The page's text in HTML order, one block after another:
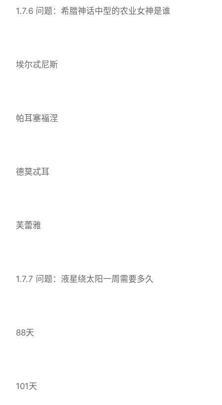
1.7.6 问题：希腊神话中型的农业女神是谁
埃尔忒尼斯
帕耳塞福涅
德莫忒耳
芙蕾雅
1.7.7 问题：液星绕太阳一周需要多久
88天
101天